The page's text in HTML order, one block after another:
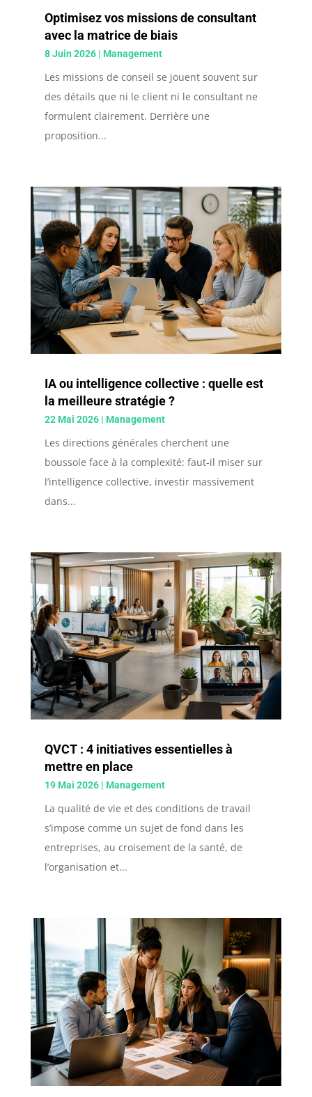
Optimisez vos missions de consultant
avec la matrice de biais
8 Juin 2026| Management
Les missions de conseil se jouent souvent sur
des détails que ni le client ni le consultant ne
formulent clairement. Derrière une
proposition...
IA ou intelligence collective : quelle est
la meilleure stratégie ?
22 Mai 2026| Management
Les directions générales cherchent une
boussole face à la complexité: faut-il miser sur
l’intelligence collective, investir massivement
dans...
QVCT : 4 initiatives essentielles à
mettre en place
19 Mai 2026| Management
La qualité de vie et des conditions de travail
s’impose comme un sujet de fond dans les
entreprises, au croisement de la santé, de
l’organisation et...